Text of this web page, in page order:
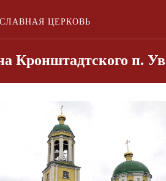
ЦЕРКОВЬ
Кронштадтского п.